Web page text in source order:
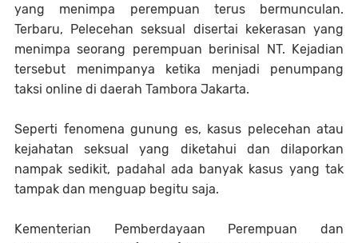
yang menimpa perempuan terus bermunculan.
Terbaru, Pelecehan seksual disertai kekerasan yang
menimpa seorang perempuan berinisal NT. Kejadian
tersebut menimpanya ketika menjadi penumpang
taksi online di daerah Tambora Jakarta.
Seperti fenomena gunung es, kasus pelecehan atau
kejahatan seksual yang diketahui dan dilaporkan
nampak sedikit, padahal ada banyak kasus yang tak
tampak dan menguap begitu saja.
Kementerian Pemberdayaan Perempuan dan